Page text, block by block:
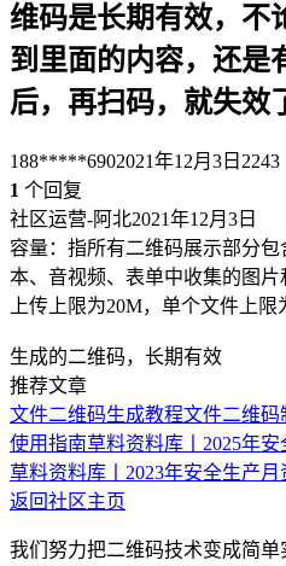
维码是长期有效，不
到里面的内容，还是
后，再扫码，就失效
188*****6902021年12月3日 2243
1 个回复
社区运营-阿北2021年12月3日
容量：指所有二维码展示部分
本、音视频、表单中收集的图
上传上限为20M，单个文件上限
生成的二维码，长期有效
推荐文章
文件二维码生成教程文件二维码
使用指南草料资料库丨2025年
草料资料库丨2023年安全生产月
返回社区主页
我们努力把二维码技术变成简